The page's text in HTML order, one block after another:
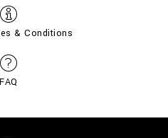
& Conditions
FAQ